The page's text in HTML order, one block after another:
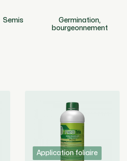
Semis
Germination,
bourgeonnement
Application foliaire